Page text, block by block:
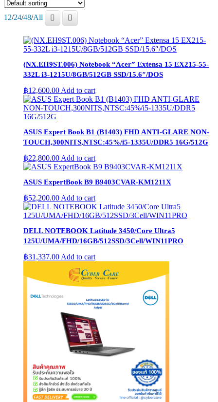
12/24/48/All
(NX.EH9ST.006) Notebook “Acer” Extensa 15 EX215-55-
332L i3-1215U/8GB/512GB SSD/15.6″/DOS
฿12,600.00 Add to cart
ASUS Expert Book B1 (B1403) FHD ANTI-GLARE NON-
TOUCH,300NITS,NTSC:45%/i5-1335U/DDR5 16G/512G
฿22,800.00 Add to cart
ASUS ExpertBook B9 B9403CVAR-KM1211X
฿52,200.00 Add to cart
DELL NOTEBOOK Latitude 3450/Core Ultra5
125U/UMA/FHD/16GB/512SSD/3Cell/WIN11PRO
฿31,337.00 Add to cart